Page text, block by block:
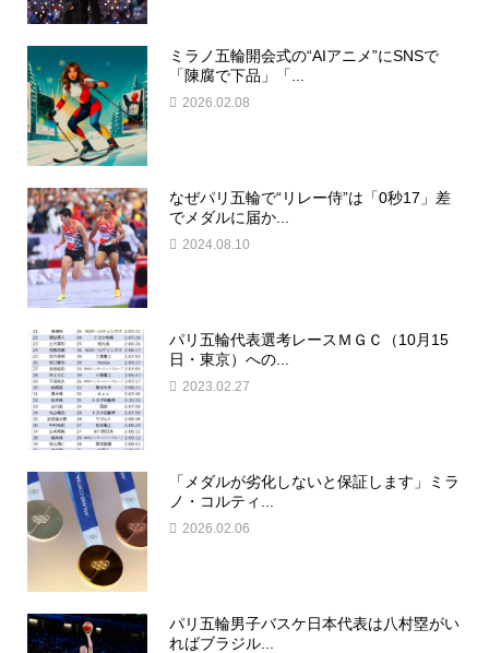
ミラノ五輪開会式の“AIアニメ”にSNSで
「陳腐で下品」「...
2026.02.08
なぜパリ五輪で“リレー侍”は「0秒17」差
でメダルに届か...
2024.08.10
パリ五輪代表選考レースＭＧＣ（10月15
日・東京）への...
2023.02.27
「メダルが劣化しないと保証します」ミラ
ノ・コルティ...
2026.02.06
パリ五輪男子バスケ日本代表は八村塁がい
ればブラジル...